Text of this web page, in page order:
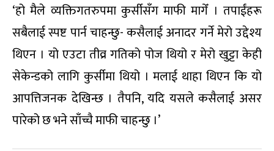
‘हो मैले व्यक्तिगतरुपमा कुर्सीसँग माफी मागेँ । तपाईंहरू
सबैलाई स्पष्ट पार्न चाहन्छु- कसैलाई अनादर गर्ने मेरो उद्देश्य
थिएन । यो एउटा तीव्र गतिको पोज थियो र मेरो खुट्टा केही
सेकेन्डको लागि कुर्सीमा थियो । मलाई थाहा थिएन कि यो
आपत्तिजनक देखिन्छ । तैपनि, यदि यसले कसैलाई असर
पारेको छ भने साँच्चै माफी चाहन्छु ।’